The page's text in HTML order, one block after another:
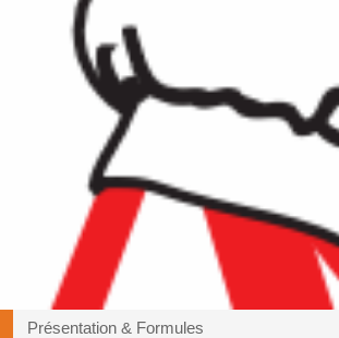
Présentation & Formules